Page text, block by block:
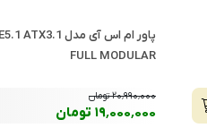
پایه بازویی میکروفون بویا مدل BY-BA20
5٬250٬000تومان
5٬000٬000تومان